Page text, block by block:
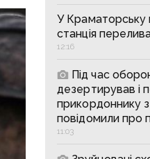
У Краматорську
станція
12:16
Під час
дезертирував і
прикордоннику
повідомили про
11:03